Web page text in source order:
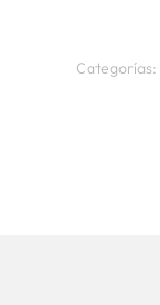
Categorías: